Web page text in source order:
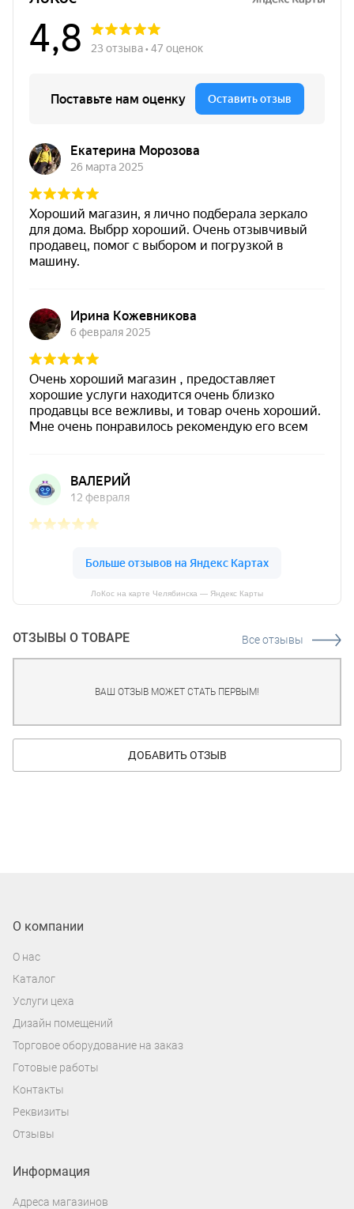
ЛоКос на карте Челябинска — Яндекс Карты
ОТЗЫВЫ О ТОВАРЕ Все отзывы
ВАШ ОТЗЫВ МОЖЕТ СТАТЬ ПЕРВЫМ!
ДОБАВИТЬ ОТЗЫВ
О компании
О нас
Каталог
Услуги цеха
Дизайн помещений
Торговое оборудование на заказ
Готовые работы
Контакты
Реквизиты
Отзывы
Информация
Адреса магазинов